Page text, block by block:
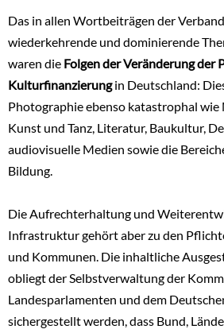
Das in allen Wortbeiträgen der
wiederkehrende und dominierende
waren die Folgen der Veränderung der
Kulturfinanzierungin Deutschland:
Photographie ebenso katastrophal
Kunst und Tanz, Literatur, Baukultur,
audiovisuelle Medien sowie die
Bildung.
Die Aufrechterhaltung und
Infrastruktur gehört aber zu den
und Kommunen. Die inhaltliche
obliegt der Selbstverwaltung der
Landesparlamenten und dem
sichergestellt werden, dass Bund,